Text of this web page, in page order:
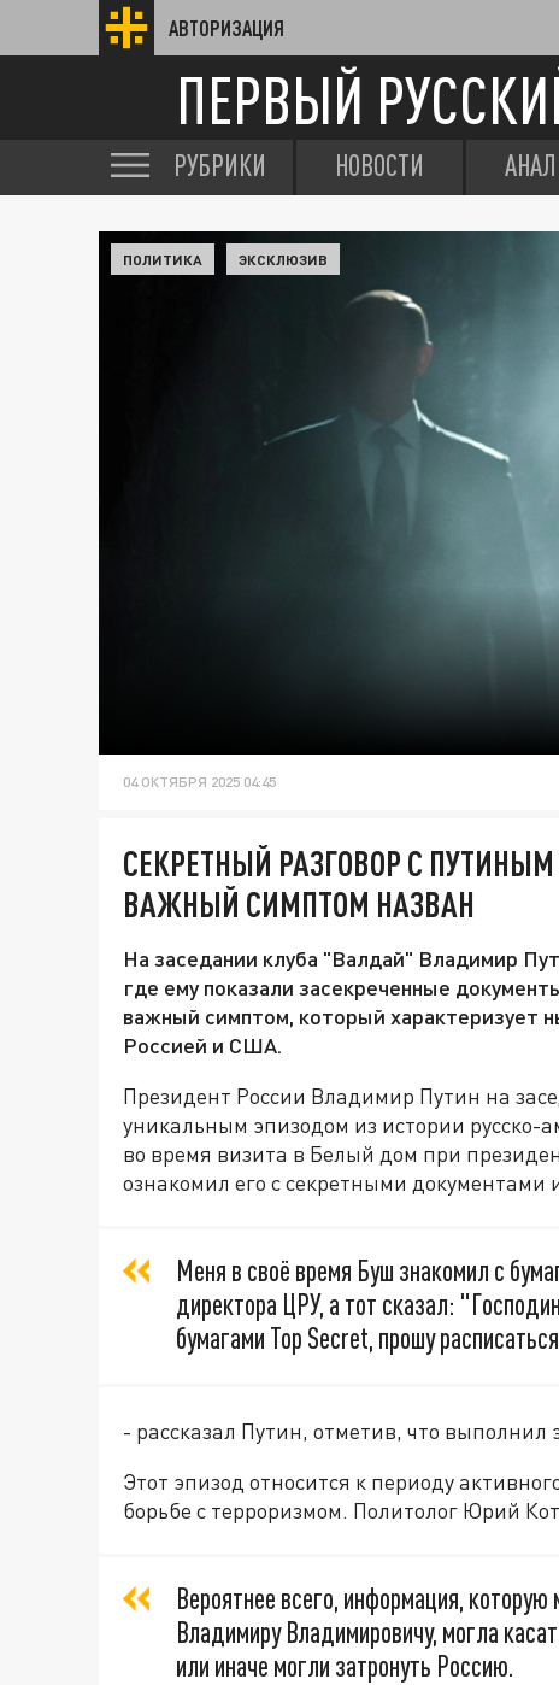
АВТОРИЗАЦИЯ
ПЕРВЫЙ
РУБРИКИ НОВОСТИ
ПОЛИТИКА ЭКСКЛЮЗИВ
04 ОКТЯБРЯ 2025 04:45
СЕКРЕТНЫЙ РАЗГОВОР С
ВАЖНЫЙ СИМПТОМ НАЗВАН
На заседании клуба "Валдай" Владимир
где ему показали засекреченные
важный симптом, который характеризует
Россией и США.
Президент России Владимир Путин на
уникальным эпизодом из истории
во время визита в Белый дом при
ознакомил его с секретными документами
Меня в своё время Буш знакомил с
директора ЦРУ, а тот сказал:
бумагами Top Secret, прошу
- рассказал Путин, отметив, что выполнил
Этот эпизод относится к периоду
борьбе с терроризмом. Политолог Юрий
Вероятнее всего, информация,
Владимиру Владимировичу, могла
или иначе могли затронуть Россию.